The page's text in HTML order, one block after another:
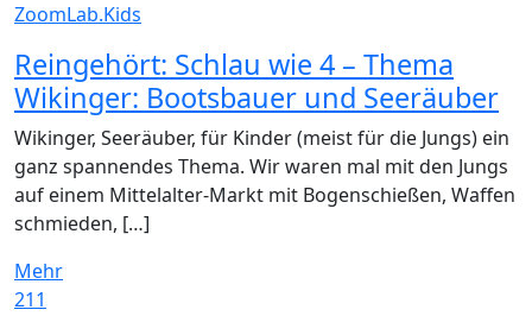
ZoomLab.Kids
Reingehört: Schlau wie 4 – Thema
Wikinger: Bootsbauer und Seeräuber
Wikinger, Seeräuber, für Kinder (meist für die Jungs) ein
ganz spannendes Thema. Wir waren mal mit den Jungs
auf einem Mittelalter-Markt mit Bogenschießen, Waffen
schmieden, […]
Mehr
211